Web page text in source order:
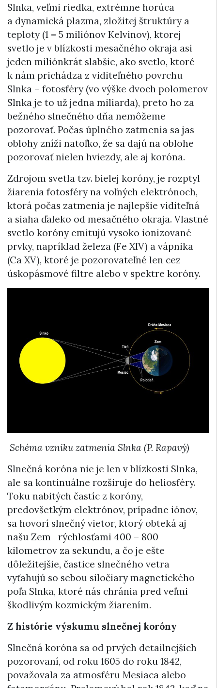
Slnka, veľmi riedka, extrémne horúca
a dynamická plazma, zložitej štruktúry a
teploty (1 – 5 miliónov Kelvinov), ktorej
svetlo je v blízkosti mesačného okraja asi
jeden miliónkrát slabšie, ako svetlo, ktoré
k nám prichádza z viditeľného povrchu
Slnka – fotosféry (vo výške dvoch polomerov
Slnka je to už jedna miliarda), preto ho za
bežného slnečného dňa nemôžeme
pozorovať. Počas úplného zatmenia sa jas
oblohy zníži natoľko, že sa dajú na oblohe
pozorovať nielen hviezdy, ale aj koróna.
Zdrojom svetla tzv. bielej koróny, je rozptyl
žiarenia fotosféry na voľných elektrónoch,
ktorá počas zatmenia je najlepšie viditeľná
a siaha ďaleko od mesačného okraja. Vlastné
svetlo koróny emitujú vysoko ionizované
prvky, napríklad železa (Fe XIV) a vápnika
(Ca XV), ktoré je pozorovateľné len cez
úskopásmové filtre alebo v spektre koróny.
Schéma vzniku zatmenia Slnka (P. Rapavý)
Slnečná koróna nie je len v blízkosti Slnka,
ale sa kontinuálne rozširuje do heliosféry.
Toku nabitých častíc z koróny,
predovšetkým elektrónov, prípadne iónov,
sa hovorí slnečný vietor, ktorý obteká aj
našu Zem rýchlosťami 400 – 800
kilometrov za sekundu, a čo je ešte
dôležitejšie, častice slnečného vetra
vyťahujú so sebou siločiary magnetického
poľa Slnka, ktoré nás chránia pred veľmi
škodlivým kozmickým žiarením.
Z histórie výskumu slnečnej koróny
Slnečná koróna sa od prvých detailnejších
pozorovaní, od roku 1605 do roku 1842,
považovala za atmosféru Mesiaca alebo